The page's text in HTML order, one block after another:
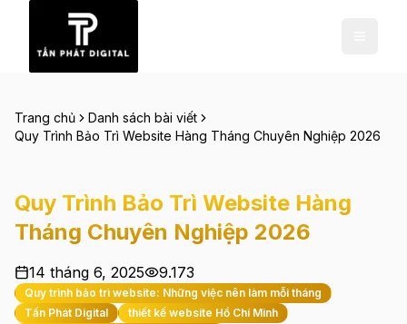
Trang chủ
Danh sách bài viết
Quy Trình Bảo Trì Website Hàng Tháng Chuyên Nghiệp 2026
Quy Trình Bảo Trì Website Hàng
Tháng Chuyên Nghiệp 2026
14 tháng 6, 2025 9.173
Quy trình bảo trì website: Những việc nên làm mỗi tháng
Tấn Phát Digital
thiết kế website Hồ Chí Minh